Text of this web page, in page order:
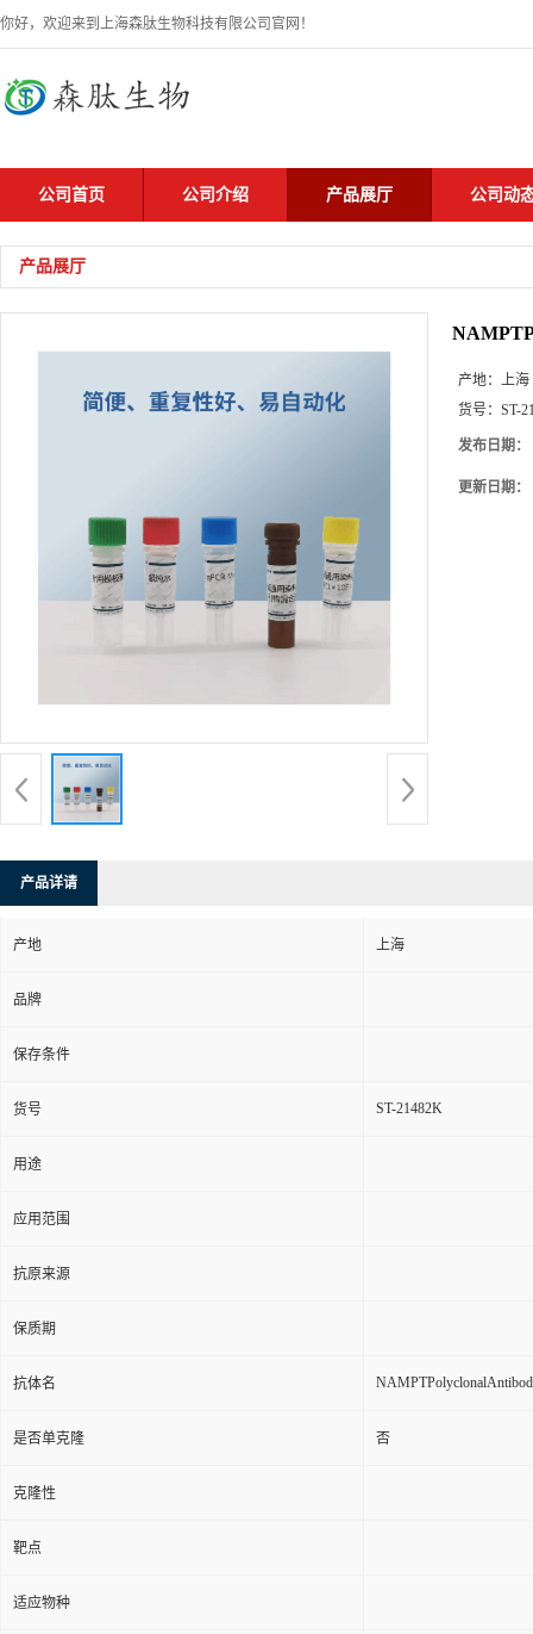
你好，欢迎来到上海森肽生物科技有限公司官网！
公司首页 公司介绍 产品展厅 公司动
产品展厅
产地： 上海
货号： ST-
发布日期：
更新日期：
产品详请
产地 上海
品牌
保存条件
货号 ST-21482K
用途
应用范围
抗原来源
保质期
抗体名
是否单克隆 否
克隆性
靶点
适应物种